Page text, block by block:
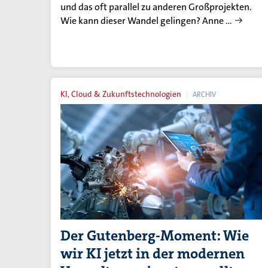
und das oft parallel zu anderen Großprojekten.
Wie kann dieser Wandel gelingen? Anne …
KI, Cloud & Zukunftstechnologien ARCHIV
Der Gutenberg-Moment: Wie
wir KI jetzt in der modernen